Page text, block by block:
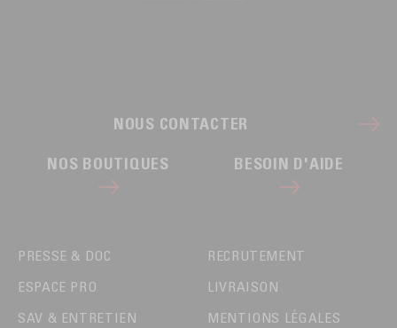
NOUS CONTACTER
NOS BOUTIQUES BESOIN D'AIDE
PRESSE & DOC
ESPACE PRO
SAV & ENTRETIEN
RECRUTEMENT
LIVRAISON
MENTIONS LÉGALES